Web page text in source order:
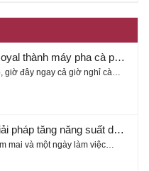
Saeco Pro.Up: Biến Magic và Royal thành máy pha cà phê thông minh
giờ đây ngay cả giờ nghỉ cà…
Máy pha cà phê văn phòng – Giải pháp tăng năng suất doanh nghiệp 2026
mai và một ngày làm việc…